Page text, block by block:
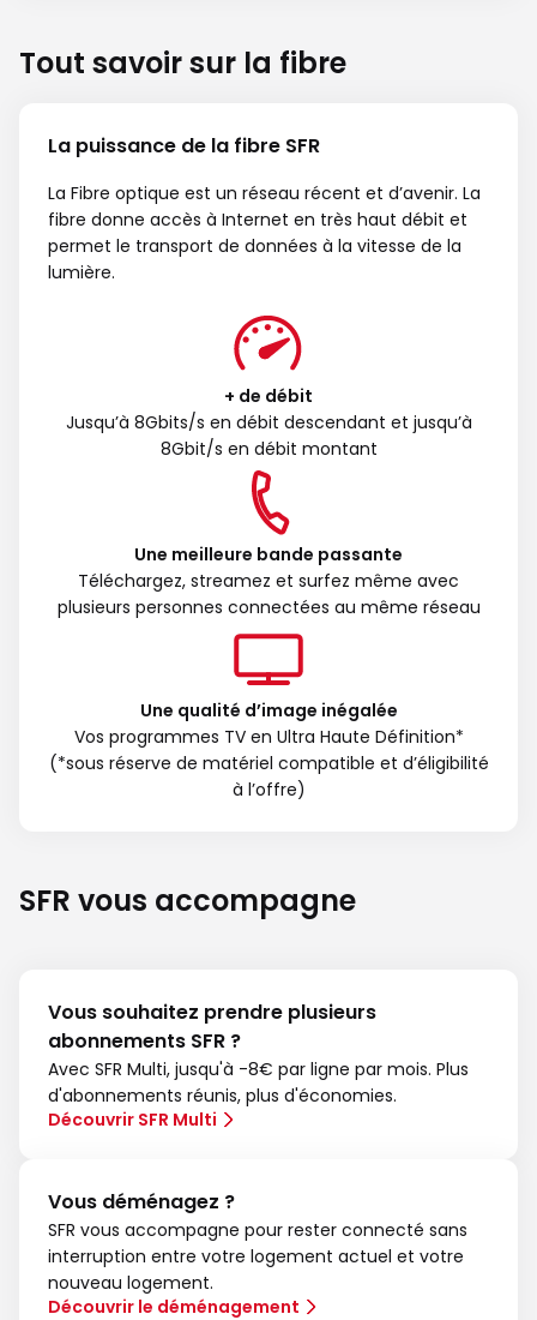
Tout savoir sur la fibre
La puissance de la fibre SFR
La Fibre optique est un réseau récent et d’avenir. La
fibre donne accès à Internet en très haut débit et
permet le transport de données à la vitesse de la
lumière.
+ de débit
Jusqu’à 8Gbits/s en débit descendant et jusqu’à
8Gbit/s en débit montant
Une meilleure bande passante
Téléchargez, streamez et surfez même avec
plusieurs personnes connectées au même réseau
Une qualité d’image inégalée
Vos programmes TV en Ultra Haute Définition*
(*sous réserve de matériel compatible et d’éligibilité
à l’offre)
SFR vous accompagne
Vous souhaitez prendre plusieurs
abonnements SFR ?
Avec SFR Multi, jusqu'à -8€ par ligne par mois. Plus
d'abonnements réunis, plus d'économies.
Découvrir SFR Multi
Vous déménagez ?
SFR vous accompagne pour rester connecté sans
interruption entre votre logement actuel et votre
nouveau logement.
Découvrir le déménagement